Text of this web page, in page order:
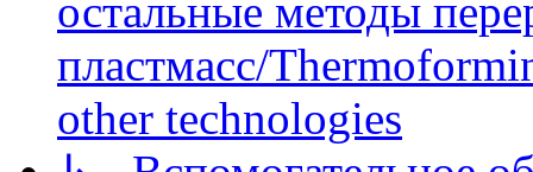
остальные методы
пластмасс/
other technologies